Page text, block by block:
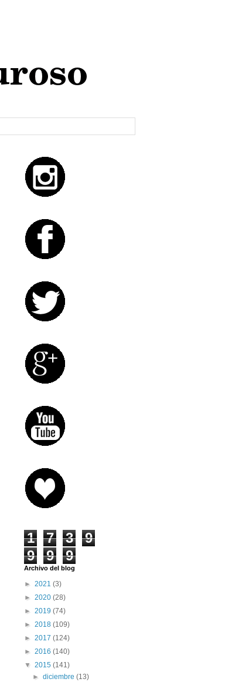
1 7 3
9
9
9 9
Archivo del blog
► 2021 (3)
► 2020 (28)
► 2019 (74)
► 2018 (109)
► 2017 (124)
► 2016 (140)
▼ 2015 (141)
►diciembre(13)